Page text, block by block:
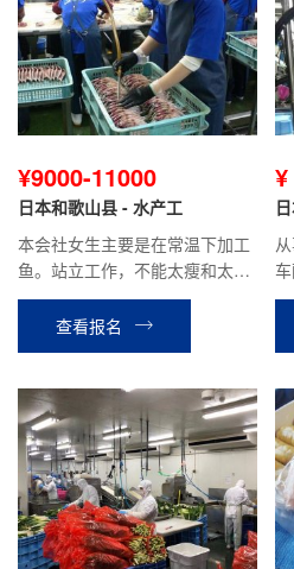
¥9000-11000
日本和歌山县 - 水产工
本会社女生主要是在常温下加工
鱼。站立工作，不能太瘦和太
胖，需要有耐力，患有颈椎、腰
疼等关节病，慢性病的不可以。
贫血，头晕，癫痫，色盲不可
查看报名